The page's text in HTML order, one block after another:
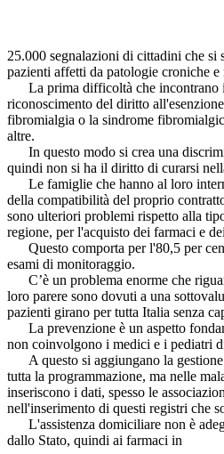
25.000 segnalazioni di cittadini che
pazienti affetti da patologie croniche e
La prima difficoltà che incontrano i
riconoscimento del diritto
fibromialgia o la sindrome
altre.
In questo modo si crea una
quindi non si ha il diritto di curarsi
Le famiglie che hanno al loro
della compatibilità del proprio
sono ulteriori problemi rispetto alla
regione, per l'acquisto dei farmaci e
Questo comporta per l'80,5 per
esami di monitoraggio.
C’è un problema enorme che
loro parere sono dovuti a una
pazienti girano per tutta Italia senza
La prevenzione è un aspetto
non coinvolgono i medici e i pediatri
A questo si aggiungano la gestione
tutta la programmazione, ma nelle
inseriscono i dati, spesso le
nell'inserimento di questi registri che
L'assistenza domiciliare non è
dallo Stato, quindi ai farmaci in